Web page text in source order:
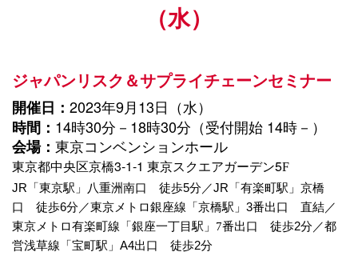
（水）
ジャパンリスク＆サプライチェーンセミナー
開催日： 2023年9 月 13 日（水）
時間： 14時30分－ 18時30分（受付開始 14時－）
会場： 東京コンベンションホール
東京都中央区京橋3-1-1 東京スクエアガーデン5F
JR 「東京駅」八重洲南口 徒歩5分／JR 「有楽町駅」京橋
口 徒歩6分／東京メトロ銀座線「京橋駅」 3番出口 直結／
東京メトロ有楽町線「銀座一丁目駅」 7番出口 徒歩2分／都
営浅草線「宝町駅」 A4出口 徒歩2分